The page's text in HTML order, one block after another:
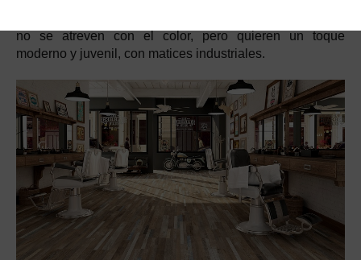
no se atreven con el color, pero quieren un toque
moderno y juvenil, con matices industriales.